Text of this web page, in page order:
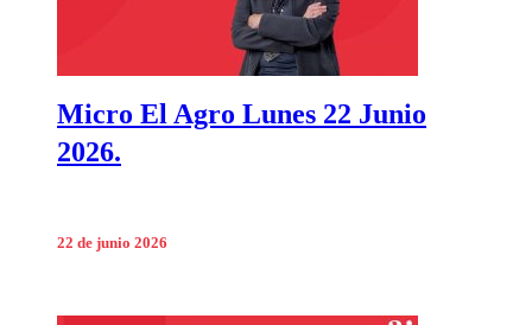
Micro El Agro Lunes 22 Junio
2026.
22 de junio 2026